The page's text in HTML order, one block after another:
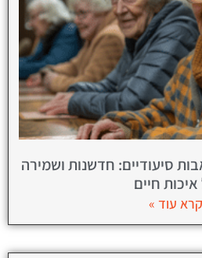
סיעודיים: חדשנות ושמירה
חיים
קרא עוד »